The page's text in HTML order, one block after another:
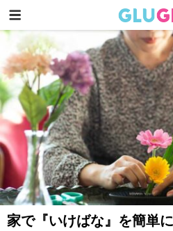
家で『いけばな』を簡単